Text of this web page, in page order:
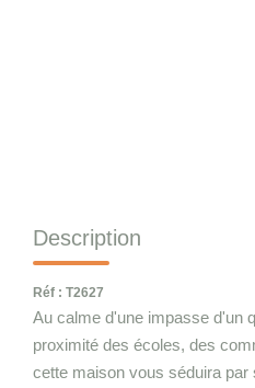
Description
Réf : T2627
Au calme d'une impasse d'un
proximité des écoles, des
cette maison vous séduira